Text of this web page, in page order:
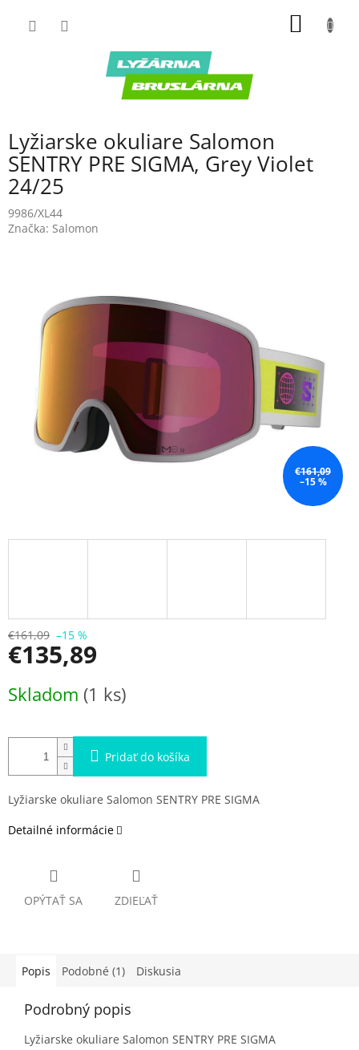
Lyžiarske okuliare Salomon
SENTRY PRE SIGMA, Grey Violet
24/25
9986/XL44
Značka: Salomon
€161,09
–15 %
€161,09 –15 %
€135,89
cena:
Skladom (1 ks)
Pridať do košíka
Lyžiarske okuliare Salomon SENTRY PRE SIGMA
Detailné informácie
OPÝTAŤ SA ZDIEĽAŤ
Popis Podobné (1) Diskusia
Podrobný popis
Lyžiarske okuliare Salomon SENTRY PRE SIGMA